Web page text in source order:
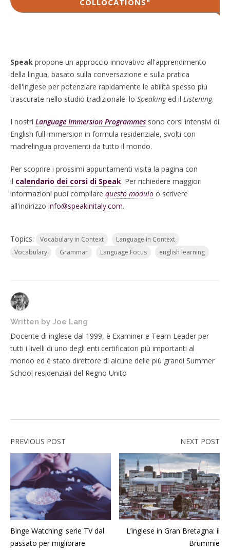
COLLOCATIONS"
Speak propone un approccio innovativo all'apprendimento
della lingua, basato sulla conversazione e sulla pratica
dell'inglese per potenziare rapidamente le abilità spesso più
trascurate nello studio tradizionale: lo Speakinged il Listening.
I nostri Language Immersion Programmes sono corsi intensivi di
English full immersion in formula residenziale, svolti con
madrelingua provenienti da tutto il mondo.
Per scoprire i prossimi appuntamenti visita la pagina con
il calendario dei corsi di Speak. Per richiedere maggiori
informazioni puoi compilare questo modulo o scrivere
all'indirizzo info@speakinitaly.com.
Topics: Vocabulary in Context
Language in Context
Vocabulary
Grammar Language Focus english learning
Written by Joe Lang
Docente di inglese dal 1999, è Examiner e Team Leader per
tutti i livelli di uno degli enti certificatori più importanti al
mondo ed è stato direttore di alcune delle più grandi Summer
School residenziali del Regno Unito
PREVIOUS POST
Binge Watching: serie TV dal
passato per migliorare
NEXT POST
L’inglese in Gran Bretagna: il
Brummie